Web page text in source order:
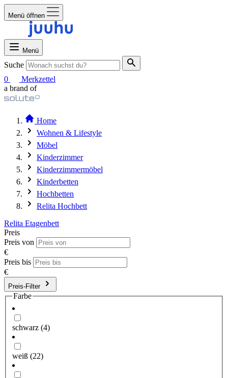
Menü öffnen
Menü
Suche
0
Merkzettel
a brand of
Home
Wohnen & Lifestyle
Möbel
Kinderzimmer
Kinderzimmermöbel
Kinderbetten
Hochbetten
Relita Hochbett
Relita Etagenbett
Preis
Preis von
€
Preis bis
€
Preis-Filter
Farbe
schwarz (4)
weiß (22)